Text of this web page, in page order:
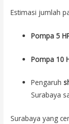
Estimasi jumlah
Pompa 5
Pompa 10
Pengaruh
Surabaya
Surabaya yang